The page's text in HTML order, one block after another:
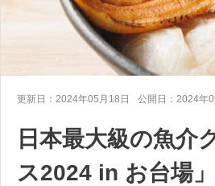
更新日： 2024年05月18日 公開日： 2024年
日本最大級の魚介
ス2024 in お台場